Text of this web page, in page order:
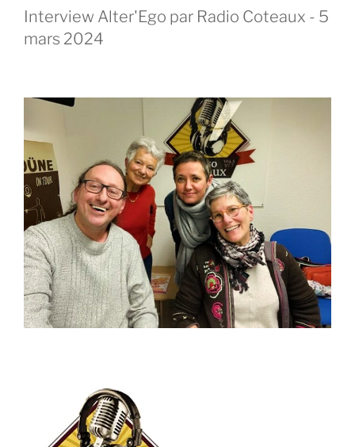
Interview Alter'Ego par Radio Coteaux - 5
mars 2024